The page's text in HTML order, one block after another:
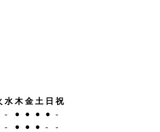
水 木 金 土 日 祝
- ● ● ● ●
-
- ● ● ● - -